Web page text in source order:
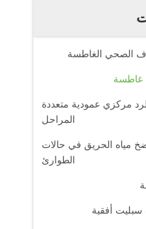
الصحي الغاطسة
غاطسة
مركزي عمودية متعددة
المراحل
مياه الحريق في حالات
الطوارئ
أفقية